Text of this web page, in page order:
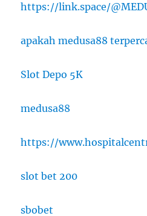
https://link.space/
apakah medusa88
Slot Depo 5K
medusa88
https://
slot bet 200
sbobet